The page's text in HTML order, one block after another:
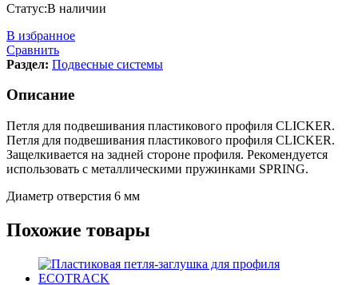
Статус:В наличии
В избранное
Сравнить
Раздел: Подвесные системы
Описание
Петля для подвешивания пластикового профиля CLICKER.
Петля для подвешивания пластикового профиля CLICKER.
Защелкивается на задней стороне профиля. Рекомендуется
использовать с металлическими пружинками SPRING.
Диаметр отверстия 6 мм
Похожие товары